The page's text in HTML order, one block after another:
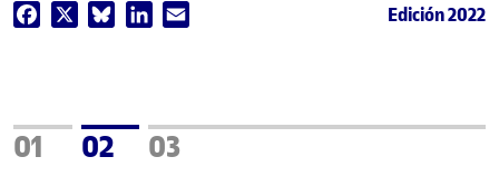
Facebook BlueskyLinkedIn Edición 2022
Página
01 Página
02 Página
03